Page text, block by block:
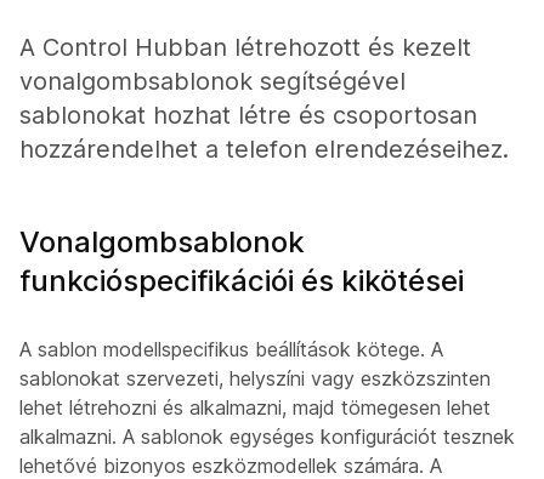
A Control Hubban létrehozott és kezelt
vonalgombsablonok segítségével
sablonokat hozhat létre és csoportosan
hozzárendelhet a telefon elrendezéseihez.
Vonalgombsablonok
funkcióspecifikációi és kikötései
A sablon modellspecifikus beállítások kötege. A
sablonokat szervezeti, helyszíni vagy eszközszinten
lehet létrehozni és alkalmazni, majd tömegesen lehet
alkalmazni. A sablonok egységes konfigurációt tesznek
lehetővé bizonyos eszközmodellek számára. A